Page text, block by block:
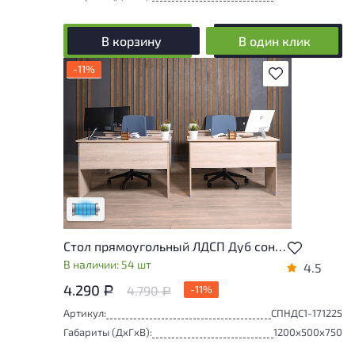
В корзину В один клик
В избранное
-11%
Состояние товара приближено к новому,
могут присутствовать незначительные
следы эксплуатации
Низкая степень износа
Стол прямоугольный ЛДСП Дуб сонома
В наличии: 54 шт 4.5
4.290 Р 4.790Р
-11%
Артикул:
СПНДС1-171225
Габариты (ДxГxВ):
1200x500x750